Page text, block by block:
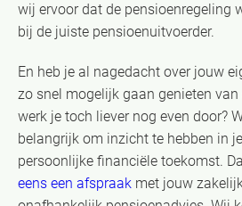
wij ervoor dat de pensioenregeling
bij de juiste pensioenuitvoerder.
En heb je al nagedacht over jouw
zo snel mogelijk gaan genieten
werk je toch liever nog even door?
belangrijk om inzicht te hebben in
persoonlijke financiële toekomst.
eens een afspraak met jouw